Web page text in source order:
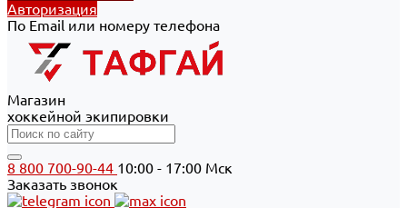
Авторизация
По Email или номеру телефона
Магазин
хоккейной экипировки
8 800 700-90-44 10:00 - 17:00 Мск
Заказать звонок